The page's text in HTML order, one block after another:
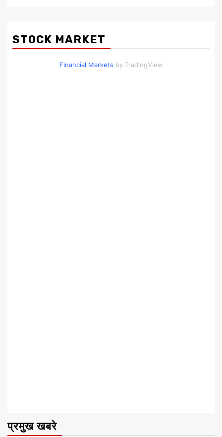
STOCK MARKET
Financial Markets by TradingView
प्रमुख खबरे